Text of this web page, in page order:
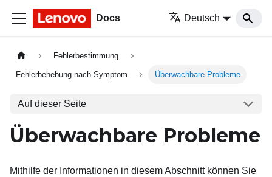
Docs Deutsch
Fehlerbestimmung
Fehlerbehebung nach Symptom Überwachbare Probleme
Auf dieser Seite
Überwachbare Probleme
Mithilfe der Informationen in diesem Abschnitt können Sie